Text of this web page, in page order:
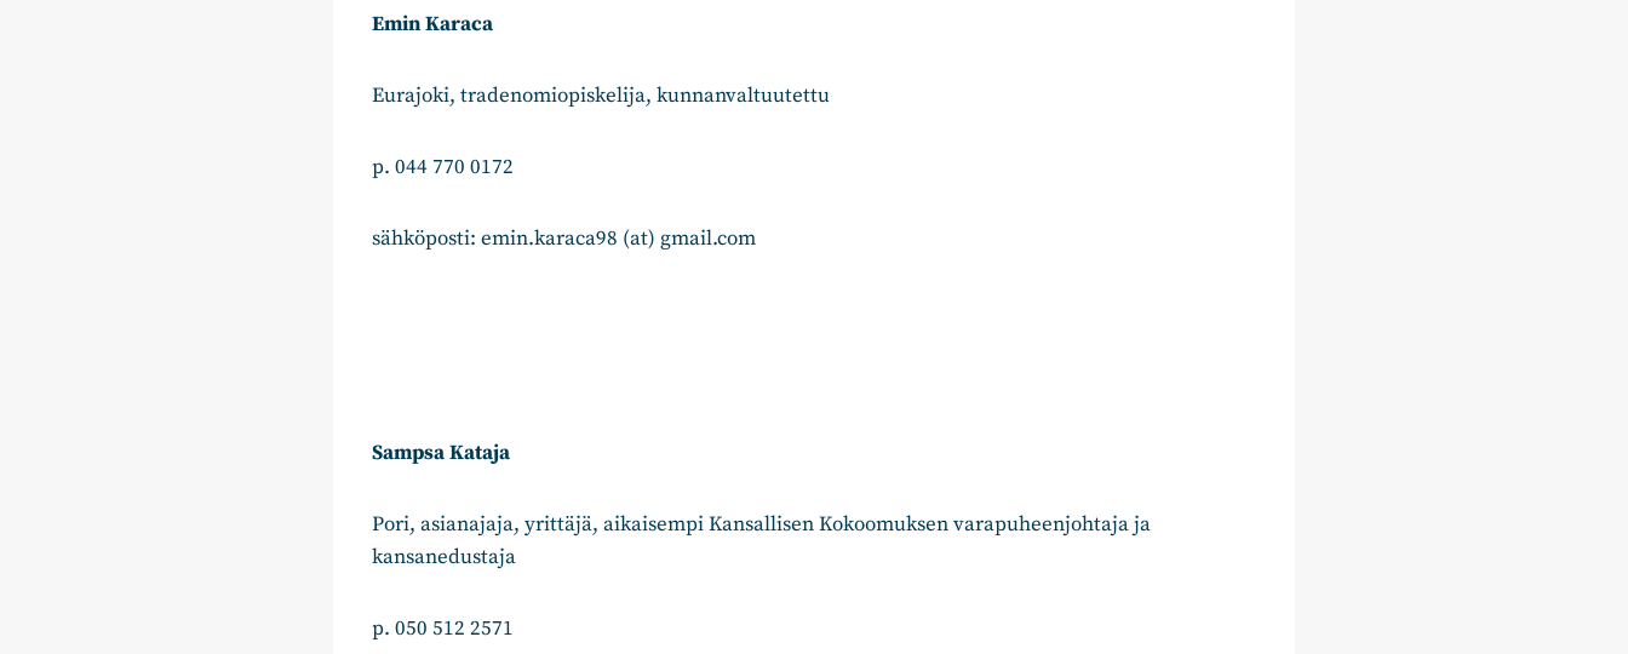
Emin Karaca
Eurajoki, tradenomiopiskelija, kunnanvaltuutettu
p. 044 770 0172
sähköposti: emin.karaca98 (at) gmail.com
Sampsa Kataja
Pori, asianajaja, yrittäjä, aikaisempi Kansallisen Kokoomuksen varapuheenjohtaja ja
kansanedustaja
p. 050 512 2571